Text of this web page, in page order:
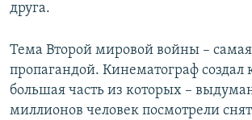
друга.
Тема Второй мировой войны –
пропагандой. Кинематограф создал
большая часть из которых –
миллионов человек посмотрели